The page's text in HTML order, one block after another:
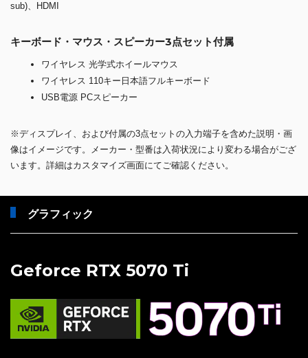
sub)、HDMI
キーボード・マウス・スピーカー3点セット付属
ワイヤレス 光学式ホイールマウス
ワイヤレス 110キー日本語フルキーボード
USB電源 PCスピーカー
※ディスプレイ、および付属の3点セットの入力端子を含めた説明・画
像はイメージです。メーカー・型番は入荷状況により変わる場合がござ
います。詳細はカスタマイズ画面にてご確認ください。
グラフィック
Geforce RTX 5070 Ti